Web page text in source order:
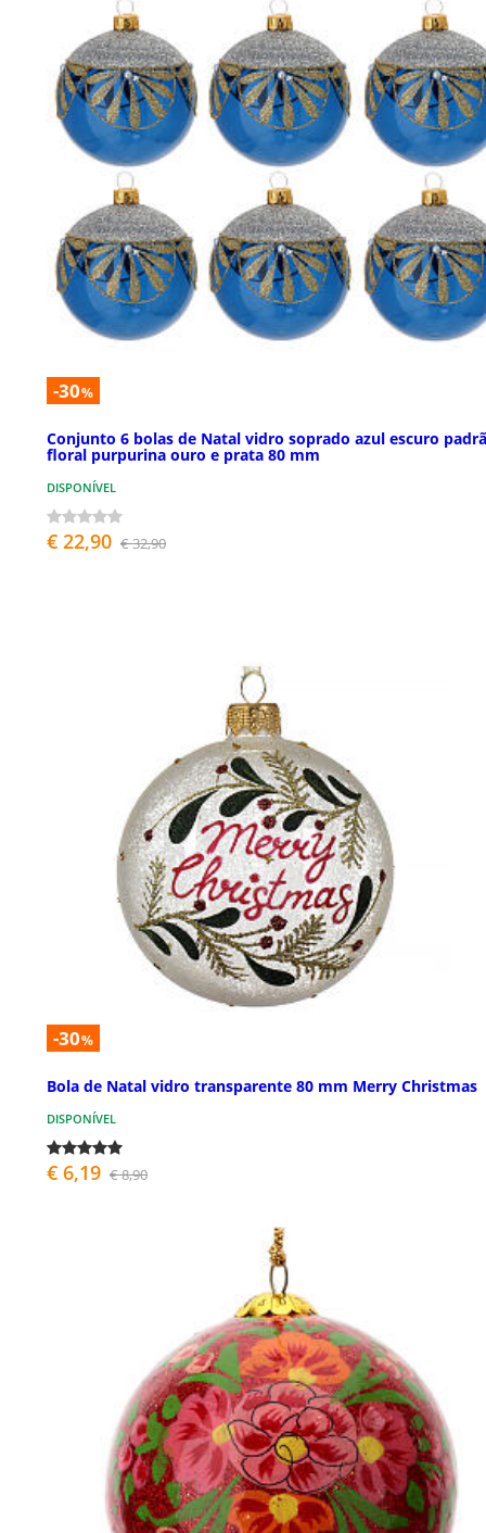
-30%
Conjunto 6 bolas de Natal vidro soprado azul escuro
floral purpurina ouro e prata 80 mm
DISPONÍVEL
€ 22,90 € 32,90
-30%
Bola de Natal vidro transparente 80 mm Merry Christmas
DISPONÍVEL
€ 6,19 € 8,90